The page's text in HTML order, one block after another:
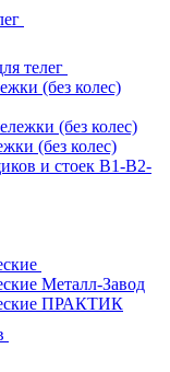
телег
(без колес)
(без колес)
(без колес)
и стоек В1-В2-
Металл-Завод
ПРАКТИК